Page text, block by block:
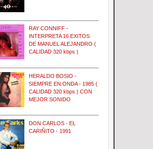
RAY CONNIFF -
INTERPRETA 16 EXITOS
DE MANUEL ALEJANDRO (
CALIDAD 320 kbps )
HERALDO BOSIO -
SIEMPRE EN ONDA - 1985 (
CALIDAD 320 kbps ) CON
MEJOR SONIDO
DON CARLOS - EL
CARIÑITO - 1991